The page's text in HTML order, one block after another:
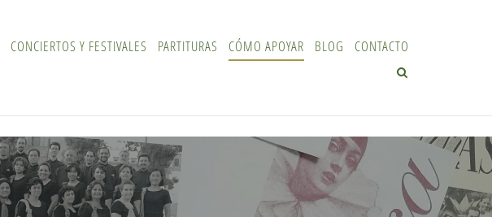
CONCIERTOS Y FESTIVALES PARTITURAS CÓMO APOYAR BLOG CONTACTO